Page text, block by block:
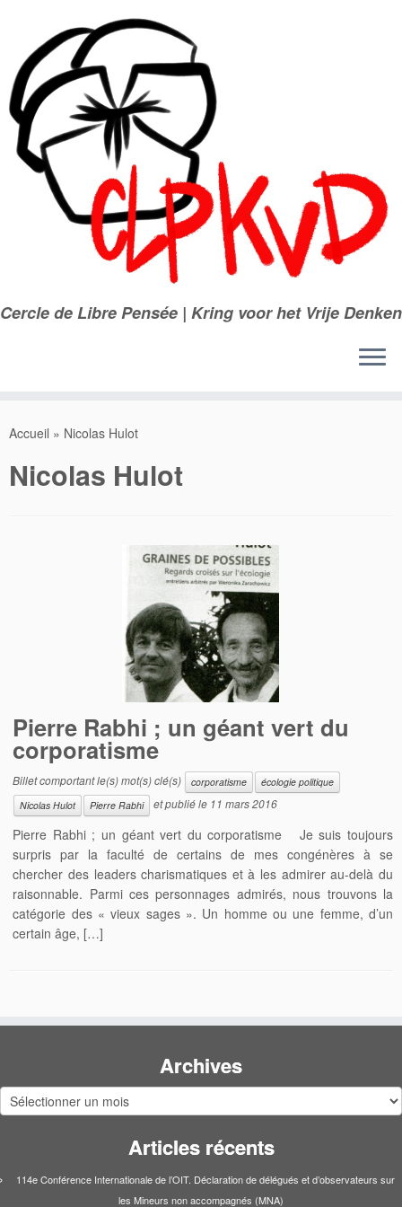
contenu
Cercle de Libre Pensée | Kring voor het Vrije Denken
Accueil » Nicolas Hulot
Nicolas Hulot
Pierre Rabhi ; un géant vert du
corporatisme
Billet comportant le(s) mot(s) clé(s) corporatisme
écologie politique
Nicolas Hulot
Pierre Rabhi et publié le 11 mars 2016
Pierre Rabhi ; un géant vert du corporatisme Je suis toujours
surpris par la faculté de certains de mes congénères à se
chercher des leaders charismatiques et à les admirer au-delà du
raisonnable. Parmi ces personnages admirés, nous trouvons la
catégorie des « vieux sages ». Un homme ou une femme, d’un
certain âge, […]
Archives
Archives
Articles récents
114e Conférence Internationale de l’OIT. Déclaration de délégués et d’observateurs sur
les Mineurs non accompagnés (MNA)